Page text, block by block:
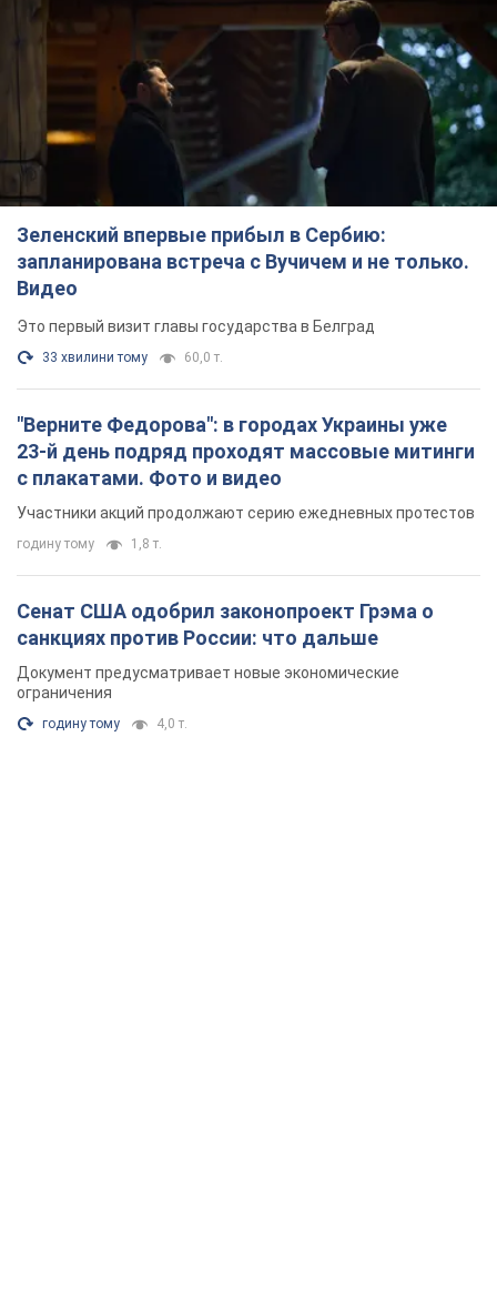
Зеленский впервые прибыл в Сербию:
запланирована встреча с Вучичем и не только.
Видео
Это первый визит главы государства в Белград
33 хвилини тому 60,0 т.
"Верните Федорова": в городах Украины уже
23-й день подряд проходят массовые митинги
с плакатами. Фото и видео
Участники акций продолжают серию ежедневных протестов
годину тому 1,8 т.
Сенат США одобрил законопроект Грэма о
санкциях против России: что дальше
Документ предусматривает новые экономические
ограничения
годину тому 4,0 т.